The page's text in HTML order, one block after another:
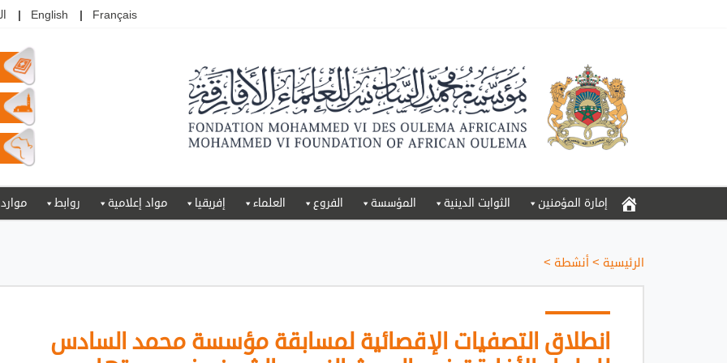
Français
English
إمارة المؤمنين الثوابت الدينية المؤسسة الفروع العلماء إفريقيا مواد إعلامية روابط موارد
الرئيسية > أنشطة >
انطلاق التصفيات الإقصائية لمسابقة مؤسسة محمد السادس